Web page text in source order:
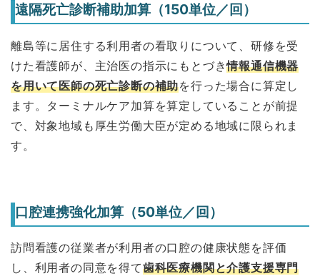
遠隔死亡診断補助加算（150単位／回）
離島等に居住する利用者の看取りについて、研修を受
けた看護師が、主治医の指示にもとづき情報通信機器
を用いて医師の死亡診断の補助を行った場合に算定し
ます。ターミナルケア加算を算定していることが前提
で、対象地域も厚生労働大臣が定める地域に限られま
す。
口腔連携強化加算（50単位／回）
訪問看護の従業者が利用者の口腔の健康状態を評価
し、利用者の同意を得て歯科医療機関と介護支援専門